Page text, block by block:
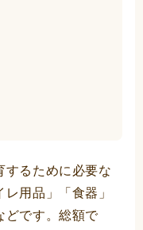
するために必要な
用品」「食器」
どです。総額で